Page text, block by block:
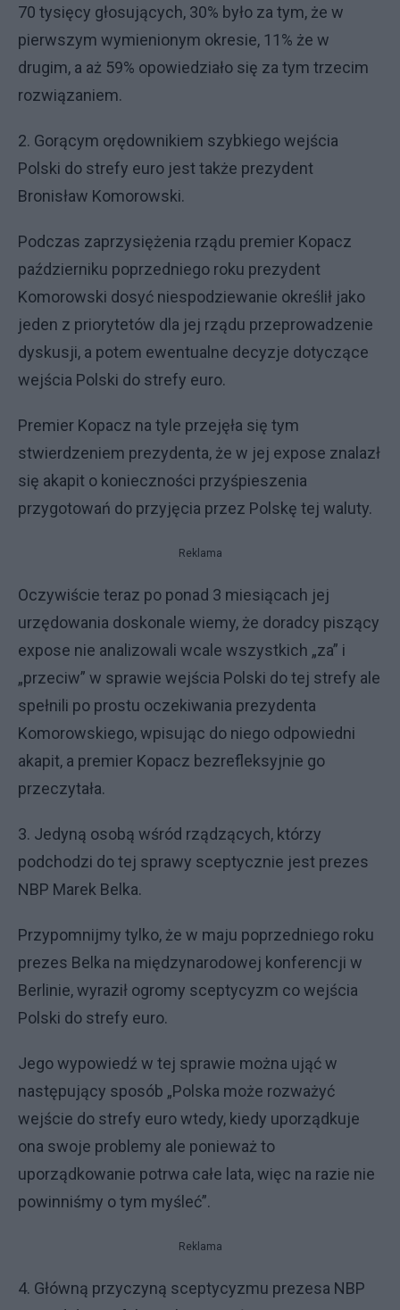
70 tysięcy głosujących, 30% było za tym, że w
pierwszym wymienionym okresie, 11% że w
drugim, a aż 59% opowiedziało się za tym trzecim
rozwiązaniem.
2. Gorącym orędownikiem szybkiego wejścia
Polski do strefy euro jest także prezydent
Bronisław Komorowski.
Podczas zaprzysiężenia rządu premier Kopacz
październiku poprzedniego roku prezydent
Komorowski dosyć niespodziewanie określił jako
jeden z priorytetów dla jej rządu przeprowadzenie
dyskusji, a potem ewentualne decyzje dotyczące
wejścia Polski do strefy euro.
Premier Kopacz na tyle przejęła się tym
stwierdzeniem prezydenta, że w jej expose znalazł
się akapit o konieczności przyśpieszenia
przygotowań do przyjęcia przez Polskę tej waluty.
Reklama
Oczywiście teraz po ponad 3 miesiącach jej
urzędowania doskonale wiemy, że doradcy piszący
expose nie analizowali wcale wszystkich „za” i
„przeciw” w sprawie wejścia Polski do tej strefy ale
spełnili po prostu oczekiwania prezydenta
Komorowskiego, wpisując do niego odpowiedni
akapit, a premier Kopacz bezrefleksyjnie go
przeczytała.
3. Jedyną osobą wśród rządzących, którzy
podchodzi do tej sprawy sceptycznie jest prezes
NBP Marek Belka.
Przypomnijmy tylko, że w maju poprzedniego roku
prezes Belka na międzynarodowej konferencji w
Berlinie, wyraził ogromy sceptycyzm co wejścia
Polski do strefy euro.
Jego wypowiedź w tej sprawie można ująć w
następujący sposób „Polska może rozważyć
wejście do strefy euro wtedy, kiedy uporządkuje
ona swoje problemy ale ponieważ to
uporządkowanie potrwa całe lata, więc na razie nie
powinniśmy o tym myśleć”.
Reklama
4. Główną przyczyną sceptycyzmu prezesa NBP